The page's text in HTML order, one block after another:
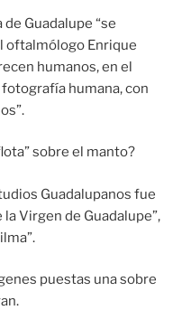
Guadalupe “se
oftalmólogo Enrique
humanos, en el
humana, con
sobre el manto?
Guadalupanos fue
Virgen de Guadalupe”,
puestas una sobre